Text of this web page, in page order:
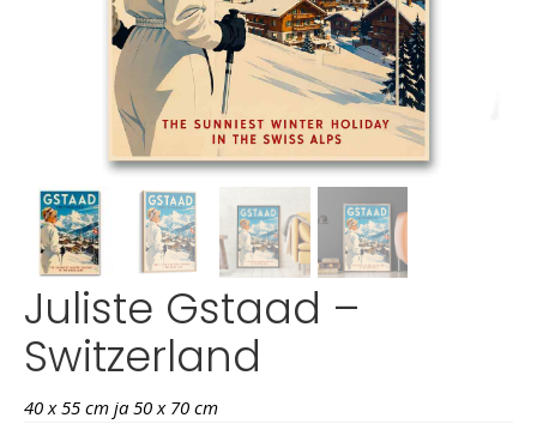
Juliste Gstaad –
Switzerland
40 x 55 cm ja 50 x 70 cm